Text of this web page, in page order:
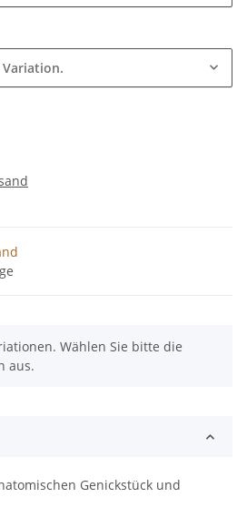
Wählen Sie bitte die
aus.
Genickstück und